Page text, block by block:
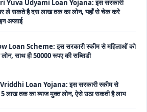
Scheme: इस सरकारी स्कीम से महिलाओं को
Loan Yojana: इस सरकारी स्कीम से
Loan Scheme: गाय पालन के लिए इस सरकारी